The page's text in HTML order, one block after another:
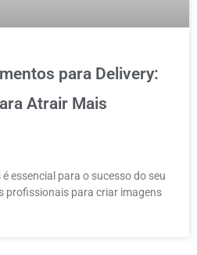
para Delivery:
Atrair Mais
essencial para o sucesso do seu
profissionais para criar imagens